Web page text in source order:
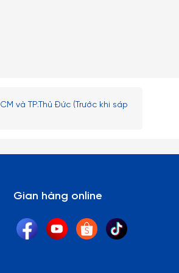
và TP.Thủ Đức (Trước khi sáp
Gian hàng online